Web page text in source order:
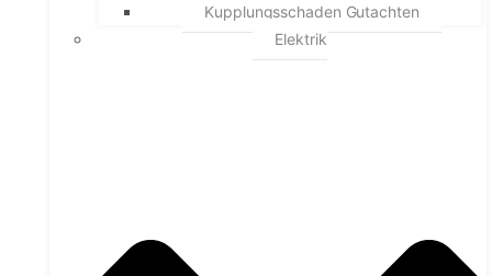
Kupplungsschaden Gutachten
Elektrik